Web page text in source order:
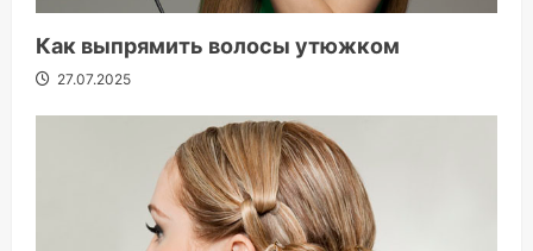
Как выпрямить волосы утюжком
27.07.2025